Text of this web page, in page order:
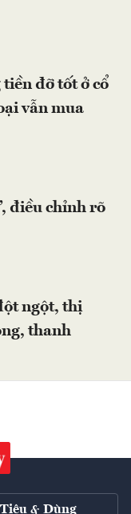
đỡ tốt ở cổ
vẫn mua
điều chỉnh rõ
ngột, thị
thanh
Tiêu & Dùng